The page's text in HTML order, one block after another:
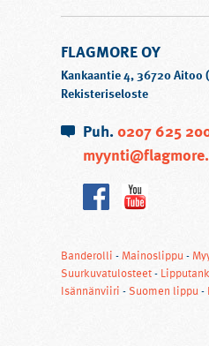
FLAGMORE OY
Kankaantie 4, 36720
Rekisteriseloste
Puh.0207 625
Banderolli - Mainoslippu-
Suurkuvatulosteet-
Isännänviiri - Suomen lippu-